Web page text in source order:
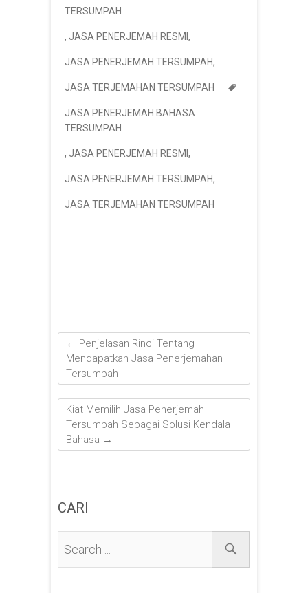
TERSUMPAH
, JASA PENERJEMAH RESMI ,
JASA PENERJEMAH TERSUMPAH,
JASA TERJEMAHAN TERSUMPAH
JASA PENERJEMAH BAHASA
TERSUMPAH
, JASA PENERJEMAH RESMI ,
JASA PENERJEMAH TERSUMPAH,
JASA TERJEMAHAN TERSUMPAH
← Penjelasan Rinci Tentang
Mendapatkan Jasa Penerjemahan
Tersumpah
Kiat Memilih Jasa Penerjemah
Tersumpah Sebagai Solusi Kendala
Bahasa →
CARI